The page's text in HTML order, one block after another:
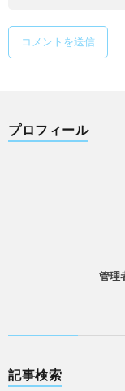
プロフィール
管理
記事検索